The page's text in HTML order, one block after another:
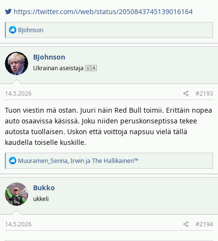
https://twitter.com/i/web/status/2050843745139016164
R
e
a
k
t
i
o
t
BJohnson
BJohnson
Ukrainan aseistaja 🇺🇦
14.5.2026 #2193
Tuon viestin mä ostan. Juuri näin Red Bull toimii. Erittäin nopea
auto osaavissa käsissä. Joku niiden peruskonseptissa tekee
autosta tuollaisen. Uskon että voittoja napsuu vielä tällä
kaudella toiselle kuskille.
R
e
a
k
t
i
o
t
Muuramen_Senna,Irwin ja The Hallikainen™
Bukko
ukkeli
14.5.2026 #2194